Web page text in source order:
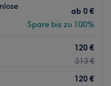
ab 0 €
Spare bis zu 100%
120 €
313 €
120 €